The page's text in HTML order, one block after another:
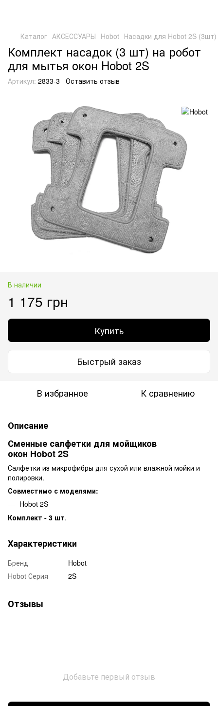
Каталог АКСЕССУАРЫ Hobot Насадки для Hobot 2S (3шт)
Комплект насадок (3 шт) на робот
для мытья окон Hobot 2S
Артикул: 2833-3 Оставить отзыв
В наличии
1 175 грн
Купить
Быстрый заказ
В избранное К сравнению
Описание
Сменные салфетки для мойщиков
окон Hobot 2S
Салфетки из микрофибры для сухой или влажной мойки и
полировки.
Совместимо с моделями:
Hobot 2S
Комплект - 3 шт.
Характеристики
Бренд
Hobot
Hobot Серия
2S
Отзывы
Добавьте первый отзыв